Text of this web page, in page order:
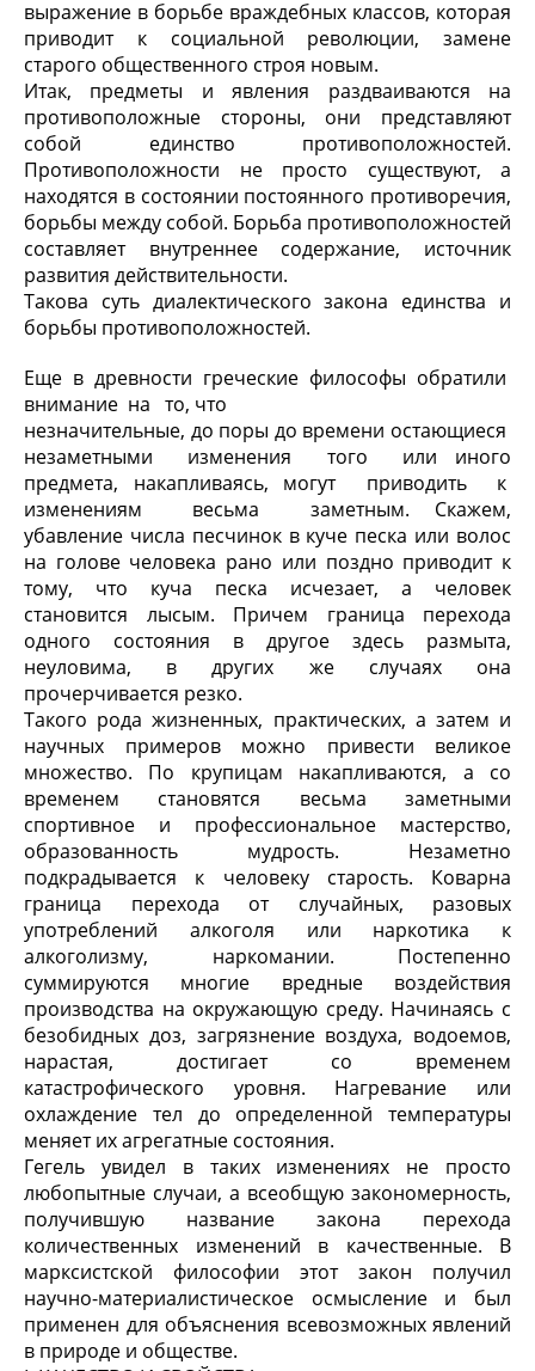
выражение в борьбе враждебных классов, которая
приводит к социальной революции, замене
старого общественного строя новым.
Итак, предметы и явления раздваиваются на
противоположные стороны, они представляют
собой единство противоположностей.
Противоположности не просто существуют, а
находятся в состоянии постоянного противоречия,
борьбы между собой. Борьба противоположностей
составляет внутреннее содержание, источник
развития действительности.
Такова суть диалектического закона единства и
борьбы противоположностей.
Еще в древности греческие философы обратили
внимание на то, что
незначительные, до поры до времени остающиеся
незаметными изменения того или иного
предмета, накапливаясь, могут приводить к
изменениям весьма заметным. Скажем,
убавление числа песчинок в куче песка или волос
на голове человека рано или поздно приводит к
тому, что куча песка исчезает, а человек
становится лысым. Причем граница перехода
одного состояния в другое здесь размыта,
неуловима, в других же случаях она
прочерчивается резко.
Такого рода жизненных, практических, а затем и
научных примеров можно привести великое
множество. По крупицам накапливаются, а со
временем становятся весьма заметными
спортивное и профессиональное мастерство,
образованность мудрость. Незаметно
подкрадывается к человеку старость. Коварна
граница перехода от случайных, разовых
употреблений алкоголя или наркотика к
алкоголизму, наркомании. Постепенно
суммируются многие вредные воздействия
производства на окружающую среду. Начинаясь с
безобидных доз, загрязнение воздуха, водоемов,
нарастая, достигает со временем
катастрофического уровня. Нагревание или
охлаждение тел до определенной температуры
меняет их агрегатные состояния.
Гегель увидел в таких изменениях не просто
любопытные случаи, а всеобщую закономерность,
получившую название закона перехода
количественных изменений в качественные. В
марксистской философии этот закон получил
научно-материалистическое осмысление и был
применен для объяснения всевозможных явлений
в природе и обществе.